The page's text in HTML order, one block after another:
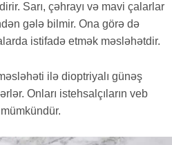
Sarı, çəhrayı və mavi çalarlar
gələ bilmir. Ona görə də
istifadə etmək məsləhətdir.
ilə dioptriyalı günəş
Onları istehsalçıların veb